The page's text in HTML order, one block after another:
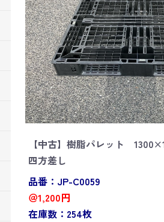
【中古】樹脂パレット
四方差し
品番：JP-C0059
＠1,200円
在庫数：254枚